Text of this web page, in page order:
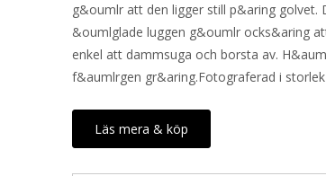
g&oumlr att den ligger still p&aring golvet.
&oumlglade luggen g&oumlr ocks&aring
enkel att dammsuga och borsta av.
f&aumlrgen gr&aring.Fotograferad i
Läs mera & köp